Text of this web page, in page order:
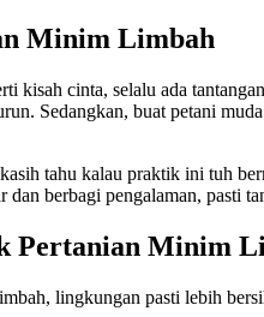
Minim Limbah
kisah cinta, selalu ada
Sedangkan, buat petani
tahu kalau praktik ini tuh
dan berbagi pengalaman,
Pertanian Minim
lingkungan pasti lebih